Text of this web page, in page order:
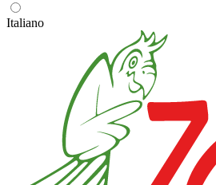
Italiano